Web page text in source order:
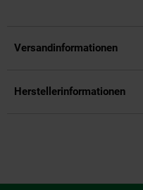
Versandinformationen
Herstellerinformationen